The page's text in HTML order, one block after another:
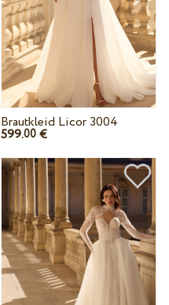
Brautkleid Licor 3004
599.00 €